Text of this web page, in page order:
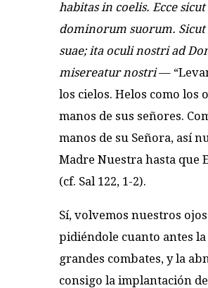
habitas in coelis. Ecce
dominorum suorum.
suae; ita oculi nostri ad
misereatur nostri—
los cielos. Helos como los
manos de sus señores.
manos de su Señora, así
Madre Nuestra hasta que
(cf. Sal 122, 1-2).
Sí, volvemos nuestros
pidiéndole cuanto antes
grandes combates, y la
consigo la implantación